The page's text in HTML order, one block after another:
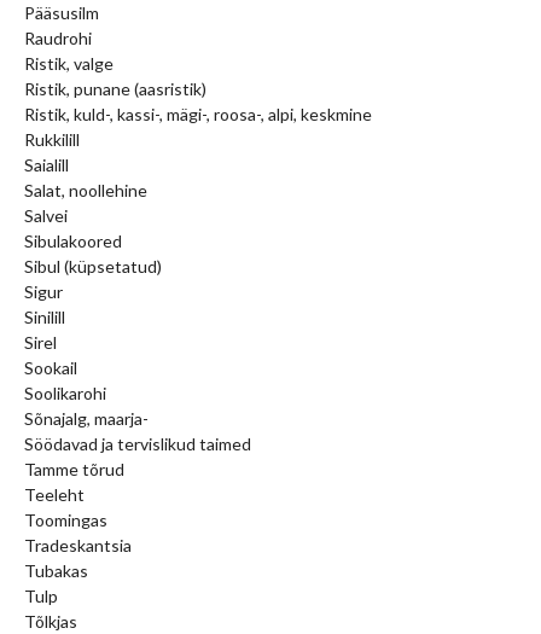
Pääsusilm
Raudrohi
Ristik, valge
Ristik, punane (aasristik)
Ristik, kuld-, kassi-, mägi-, roosa-, alpi, keskmine
Rukkilill
Saialill
Salat, noollehine
Salvei
Sibulakoored
Sibul (küpsetatud)
Sigur
Sinilill
Sirel
Sookail
Soolikarohi
Sõnajalg, maarja-
Söödavad ja tervislikud taimed
Tamme tõrud
Teeleht
Toomingas
Tradeskantsia
Tubakas
Tulp
Tõlkjas